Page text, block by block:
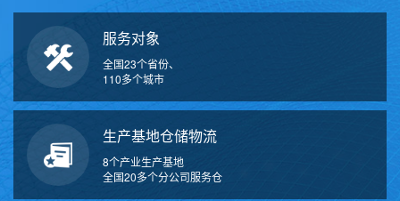
服务对象
全国23个省份、
110多个城市
生产基地仓储物流
8个产业生产基地
全国20多个分公司服务仓